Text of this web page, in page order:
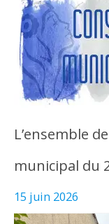
L’ensemble
municipal du
15 juin 2026